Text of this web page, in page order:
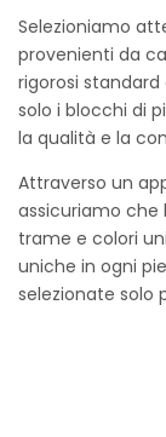
Selezioniamo
provenienti da
rigorosi
solo i blocchi di
la qualità e la
Attraverso un
assicuriamo che
trame e colori
uniche in ogni
selezionate solo